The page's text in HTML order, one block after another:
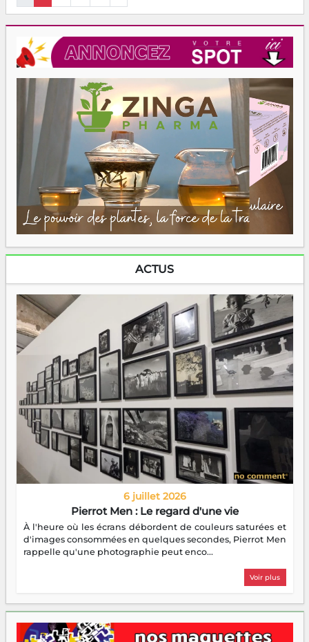
ACTUS
6 juillet 2026
Pierrot Men : Le regard d'une vie
À l'heure où les écrans débordent de couleurs saturées et
d'images consommées en quelques secondes, Pierrot Men
rappelle qu'une photographie peut enco...
Voir plus